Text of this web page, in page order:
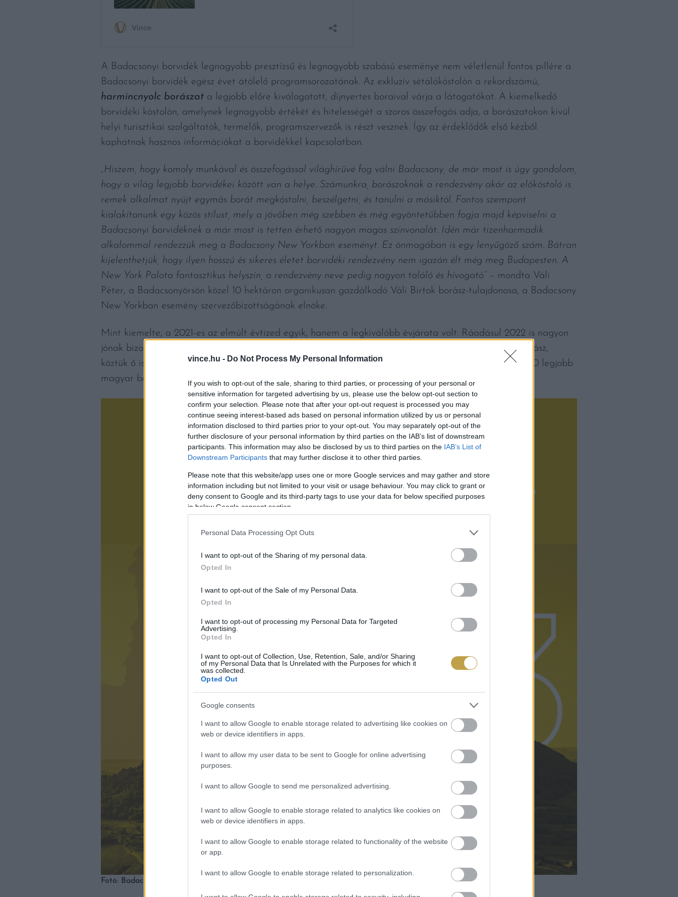
vince.hu - Do Not Process My Personal Information
If you wish to opt-out of the sale, sharing to third parties, or processing of your personal or
sensitive information for targeted advertising by us, please use the below opt-out section to
confirm your selection. Please note that after your opt-out request is processed you may
continue seeing interest-based ads based on personal information utilized by us or personal
information disclosed to third parties prior to your opt-out. You may separately opt-out of the
further disclosure of your personal information by third parties on the IAB’s list of downstream
participants. This information may also be disclosed by us to third parties on the IAB’s List of
Downstream Participants that may further disclose it to other third parties.
Please note that this website/app uses one or more Google services and may gather and store
information including but not limited to your visit or usage behaviour. You may click to grant or
deny consent to Google and its third-party tags to use your data for below specified purposes
in below Google consent section.
Personal Data Processing Opt Outs
I want to opt-out of the Sharing of my personal data.
Opted In
I want to opt-out of the Sale of my Personal Data.
Opted In
I want to opt-out of processing my Personal Data for Targeted
Advertising.
Opted In
I want to opt-out of Collection, Use, Retention, Sale, and/or Sharing
of my Personal Data that Is Unrelated with the Purposes for which it
was collected.
Opted Out
Google consents
I want to allow Google to enable storage related to advertising like cookies on
web or device identifiers in apps.
I want to allow my user data to be sent to Google for online advertising
purposes.
I want to allow Google to send me personalized advertising.
I want to allow Google to enable storage related to analytics like cookies on
web or device identifiers in apps.
I want to allow Google to enable storage related to functionality of the website
or app.
I want to allow Google to enable storage related to personalization.
A Badacsonyi borvidék legnagyobb presztízsű és legnagyobb szabású eseménye nem véletlenül fontos pillére a
Badacsonyi borvidék egész évet átölelő programsorozatának. Az exkluzív sétálókóstolón a rekordszámú,
harmincnyolc borászat a legjobb előre kiválogatott, díjnyertes boraival várja a látogatókat. A kiemelkedő
borvidéki kóstolón, amelynek legnagyobb értékét és hitelességét a szoros összefogás adja, a borászatokon kívül
helyi turisztikai szolgáltatók, termelők, programszervezők is részt vesznek. Így az érdeklődők első kézből
kaphatnak hasznos információkat a borvidékkel kapcsolatban.
„Hiszem, hogy komoly munkával és összefogással világhírűvé fog válni Badacsony, de már most is úgy gondolom,
hogy a világ legjobb borvidékei között van a helye. Számunkra, borászoknak a rendezvény akár az előkóstoló is
remek alkalmat nyújt egymás borát megkóstolni, beszélgetni, és tanulni a másiktól. Fontos szempont
kialakítanunk egy közös stílust, mely a jövőben még szebben és még egyöntetűbben fogja majd képviselni a
Badacsonyi borvidéknek a már most is tetten érhető nagyon magas színvonalát. Idén már tizenharmadik
alkalommal rendezzük meg a Badacsony New Yorkban eseményt. Ez önmagában is egy lenyűgöző szám. Bátran
kijelenthetjük, hogy ilyen hosszú és sikeres életet borvidéki rendezvény nem igazán élt még meg Budapesten. A
New York Palota fantasztikus helyszín, a rendezvény neve pedig nagyon találó és hívogató”
– mondta Váli
Péter, a Badacsonyörsön közel 10 hektáron organikusan gazdálkodó Váli Birtok borász-tulajdonosa, a Badacsony
New Yorkban esemény szervezőbizottságának elnöke.
Mint kiemelte, a 2021-es az elmúlt évtized egyik, hanem a legkiválóbb évjárata volt. Ráadásul 2022 is nagyon
jónak bizonyult, sok bor mostanára érett meg igazán, hogy a legszebb arcát mutassa. Nagyon sok borász,
köztük ő is hozni fog ezekből az évjáratokból borokat. Például aJames Suckling
92 pontos és a Top 100 legjobb
magyar borok között szereplő 2021-es Váli Birtok Tabula Rasa tétele biztos kóstolható lesz.
Fotó: Badacsony New Yorkban